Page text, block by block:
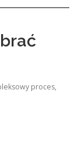
proces,